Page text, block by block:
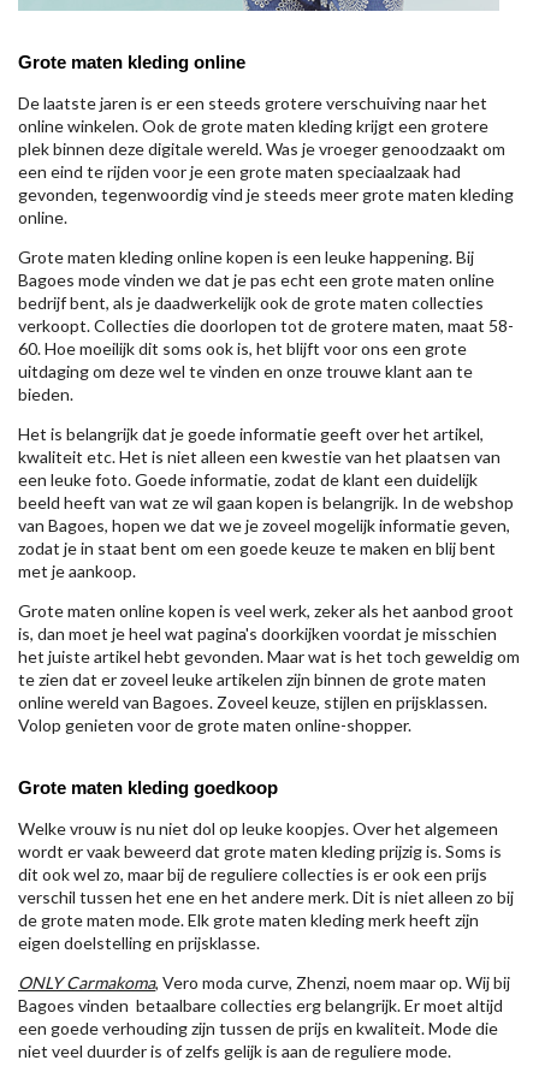
Grote maten kleding online
De laatste jaren is er een steeds grotere verschuiving naar het
online winkelen. Ook de grote maten kleding krijgt een grotere
plek binnen deze digitale wereld. Was je vroeger genoodzaakt om
een eind te rijden voor je een grote maten speciaalzaak had
gevonden, tegenwoordig vind je steeds meer grote maten kleding
online.
Grote maten kleding online kopen is een leuke happening. Bij
Bagoes mode vinden we dat je pas echt een grote maten online
bedrijf bent, als je daadwerkelijk ook de grote maten collecties
verkoopt. Collecties die doorlopen tot de grotere maten, maat 58-
60. Hoe moeilijk dit soms ook is, het blijft voor ons een grote
uitdaging om deze wel te vinden en onze trouwe klant aan te
bieden.
Het is belangrijk dat je goede informatie geeft over het artikel,
kwaliteit etc. Het is niet alleen een kwestie van het plaatsen van
een leuke foto. Goede informatie, zodat de klant een duidelijk
beeld heeft van wat ze wil gaan kopen is belangrijk. In de webshop
van Bagoes, hopen we dat we je zoveel mogelijk informatie geven,
zodat je in staat bent om een goede keuze te maken en blij bent
met je aankoop.
Grote maten online kopen is veel werk, zeker als het aanbod groot
is, dan moet je heel wat pagina's doorkijken voordat je misschien
het juiste artikel hebt gevonden. Maar wat is het toch geweldig om
te zien dat er zoveel leuke artikelen zijn binnen de grote maten
online wereld van Bagoes. Zoveel keuze, stijlen en prijsklassen.
Volop genieten voor de grote maten online-shopper.
Grote maten kleding goedkoop
Welke vrouw is nu niet dol op leuke koopjes. Over het algemeen
wordt er vaak beweerd dat grote maten kleding prijzig is. Soms is
dit ook wel zo, maar bij de reguliere collecties is er ook een prijs
verschil tussen het ene en het andere merk. Dit is niet alleen zo bij
de grote maten mode. Elk grote maten kleding merk heeft zijn
eigen doelstelling en prijsklasse.
ONLY Carmakoma, Vero moda curve, Zhenzi, noem maar op. Wij bij
Bagoes vinden betaalbare collecties erg belangrijk. Er moet altijd
een goede verhouding zijn tussen de prijs en kwaliteit. Mode die
niet veel duurder is of zelfs gelijk is aan de reguliere mode.